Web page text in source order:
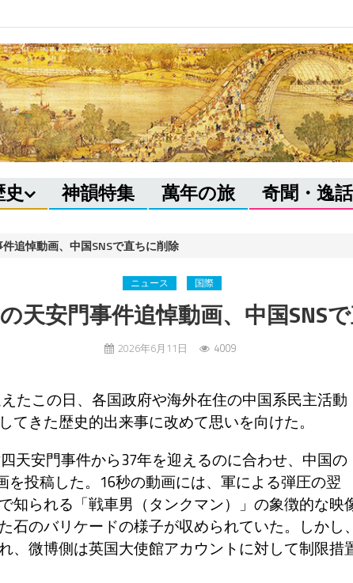
史 神韻特集 萬年の旅 奇聞・逸話
追悼動画、中国SNSで直ちに削除
ニュース 国際
天安門事件追悼動画、中国SNS
2026年6月11日 4009
たこの日、各国政府や海外在住の中国系民主活動
きた歴史的出来事に改めて思いを向けた。
天安門事件から37年を迎えるのに合わせ、中国の
を投稿した。16秒の動画には、軍による弾圧の翌
知られる「戦車男（タンクマン）」の象徴的な映
のバリケードの様子が収められていた。しかし、
、微博側は英国大使館アカウントに対して制限措